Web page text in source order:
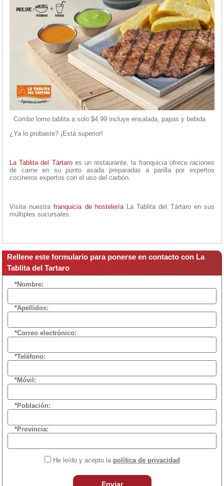
Combo lomo tablita a solo $4.99 incluye ensalada, papas y bebida
¿Ya lo probaste? ¡Está superior!
La Tablita del Tártaroes un restaurante, la franquicia ofrece raciones
de carne en su punto asada preparadas a parilla por expertos
cocineros expertos con el uso del carbón.
Visita nuestrafranquicia de hosteleríaLa Tablita del Tártaro en sus
múltiples sucursales.
Rellene este formulario para ponerse en contacto con La
Tablita del Tartaro
*Nombre:
*Apellidos:
*Correo electrónico:
*Teléfono:
*Móvil:
*Población:
*Provincia:
He leído y acepto la política de privacidad
Enviar